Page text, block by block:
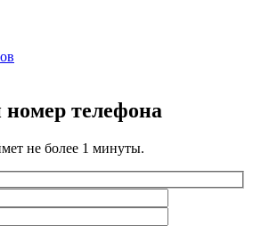
номер телефона
не более 1 минуты.